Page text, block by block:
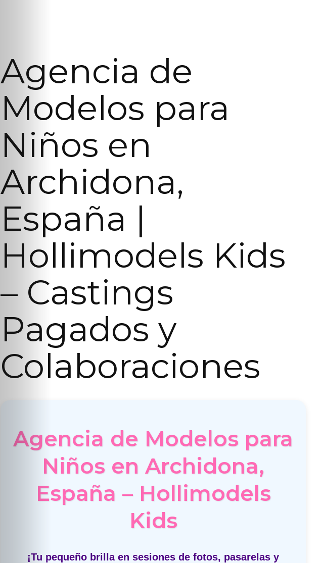
Agencia de
Modelos para
Niños en
Archidona,
España |
Hollimodels Kids
– Castings
Pagados y
Colaboraciones
Agencia de Modelos para
Niños en Archidona,
España – Hollimodels
Kids
¡Tu pequeño brilla en sesiones de fotos, pasarelas y